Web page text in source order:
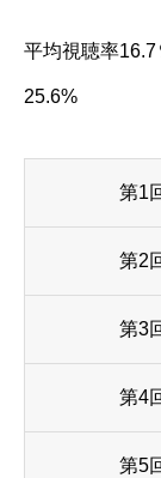
平均視聴率
25.6%
第1
第2
第3
第4
第5